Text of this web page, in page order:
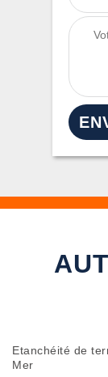
Etanchéité de
Mer